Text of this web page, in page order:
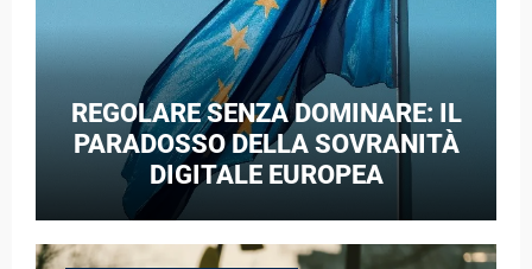
REGOLARE SENZA DOMINARE: IL
PARADOSSO DELLA SOVRANITÀ
DIGITALE EUROPEA